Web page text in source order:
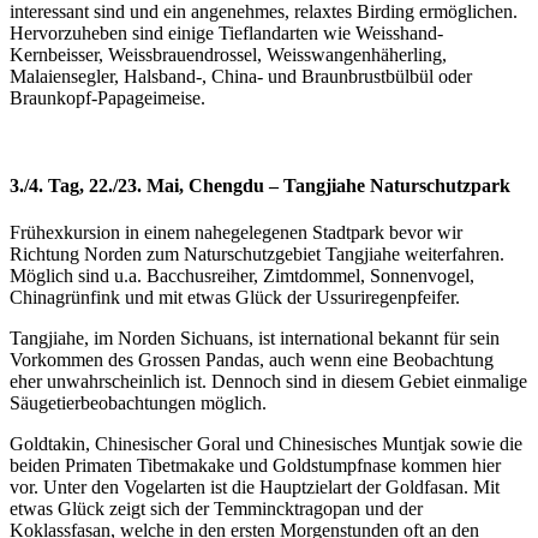
interessant sind und ein angenehmes, relaxtes Birding ermöglichen.
Hervorzuheben sind einige Tieflandarten wie Weisshand-
Kernbeisser, Weissbrauendrossel, Weisswangenhäherling,
Malaiensegler, Halsband-, China- und Braunbrustbülbül oder
Braunkopf-Papageimeise.
3./4. Tag, 22./23. Mai, Chengdu – Tangjiahe Naturschutzpark
Frühexkursion in einem nahegelegenen Stadtpark bevor wir
Richtung Norden zum Naturschutzgebiet Tangjiahe weiterfahren.
Möglich sind u.a. Bacchusreiher, Zimtdommel, Sonnenvogel,
Chinagrünfink und mit etwas Glück der Ussuriregenpfeifer.
Tangjiahe, im Norden Sichuans, ist international bekannt für sein
Vorkommen des Grossen Pandas, auch wenn eine Beobachtung
eher unwahrscheinlich ist. Dennoch sind in diesem Gebiet einmalige
Säugetierbeobachtungen möglich.
Goldtakin, Chinesischer Goral und Chinesisches Muntjak sowie die
beiden Primaten Tibetmakake und Goldstumpfnase kommen hier
vor. Unter den Vogelarten ist die Hauptzielart der Goldfasan. Mit
etwas Glück zeigt sich der Temmincktragopan und der
Koklassfasan, welche in den ersten Morgenstunden oft an den